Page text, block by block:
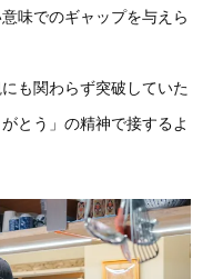
味でのギャップを与えら
も関わらず突破していた
とう」の精神で接するよ